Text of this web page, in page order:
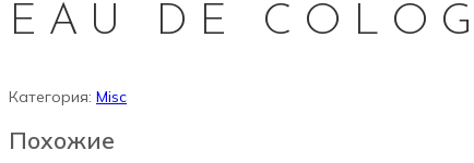
EAU DE
Категория: Misc
Похожие